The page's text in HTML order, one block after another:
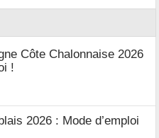
Côte Chalonnaise 2026
!
2026 : Mode d’emploi